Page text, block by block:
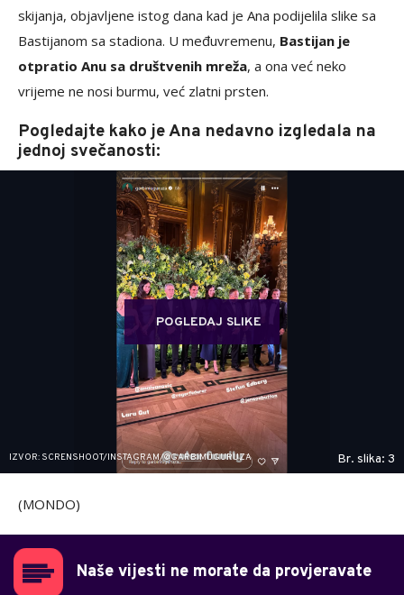
skijanja, objavljene istog dana kad je Ana podijelila slike sa
Bastijanom sa stadiona. U međuvremenu, Bastijan je
otpratio Anu sa društvenih mreža, a ona već neko
vrijeme ne nosi burmu, već zlatni prsten.
Pogledajte kako je Ana nedavno izgledala na
jednoj svečanosti:
POGLEDAJ SLIKE
IZVOR: SCRENSHOOT/INSTAGRAM/@GARBIMUGURUZA Br. slika: 3
(MONDO)
Naše vijesti ne morate da provjeravate